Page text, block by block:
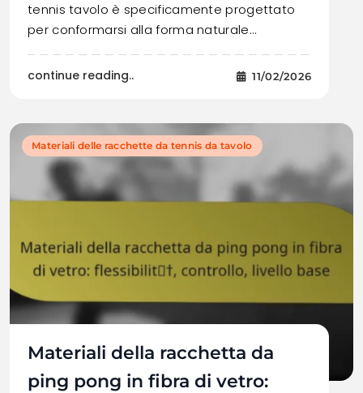
tennis tavolo è specificamente progettato
per conformarsi alla forma naturale…
continue reading.. 11/02/2026
Materiali delle racchette da tennis da tavolo
Materiali della racchetta da
ping pong in fibra di vetro: